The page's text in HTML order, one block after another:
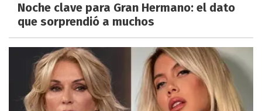
Noche clave para Gran Hermano: el dato
que sorprendió a muchos